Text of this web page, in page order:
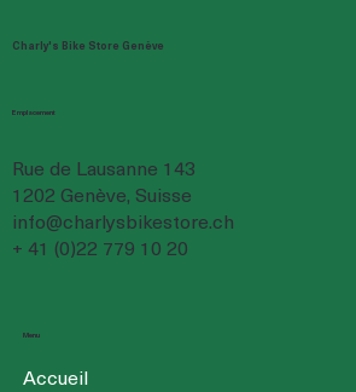
Charly's Bike Store Genève
Emplacement
Rue de Lausanne 143
1202 Genève, Suisse
info@charlysbikestore.ch
+ 41 (0)22 779 10 20
Menu
Accueil